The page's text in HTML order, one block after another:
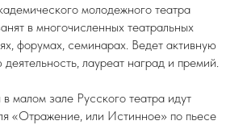
молодежного театра
в многочисленных театральных
форумах, семинарах. Ведет активную
лауреат наград и премий.
малом зале Русского театра идут
«Отражение, или Истинное» по пьесе